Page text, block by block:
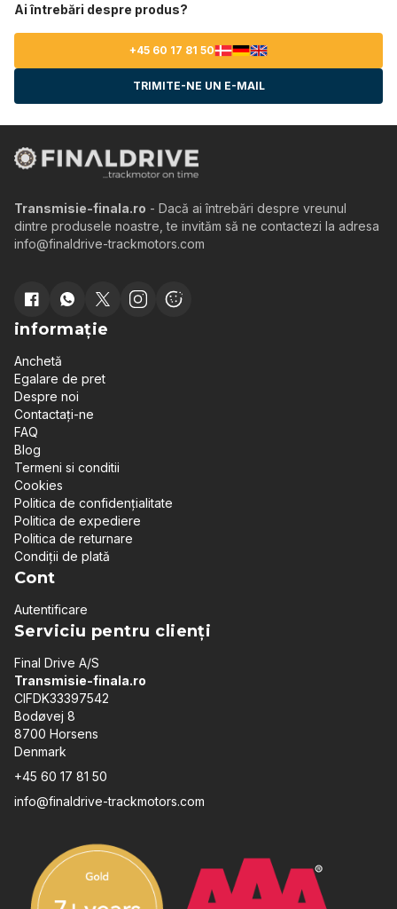
Ai întrebări despre produs?
+45 60 17 81 50
TRIMITE-NE UN E-MAIL
Transmisie-finala.ro - Dacă ai întrebări despre vreunul
dintre produsele noastre, te invităm să ne contactezi la adresa
info@finaldrive-trackmotors.com
informație
Anchetă
Egalare de pret
Despre noi
Contactați-ne
FAQ
Blog
Termeni si conditii
Cookies
Politica de confidențialitate
Politica de expediere
Politica de returnare
Condiții de plată
Cont
Autentificare
Serviciu pentru clienți
Final Drive A/S
Transmisie-finala.ro
CIFDK33397542
Bodøvej 8
8700 Horsens
Denmark
+45 60 17 81 50
info@finaldrive-trackmotors.com